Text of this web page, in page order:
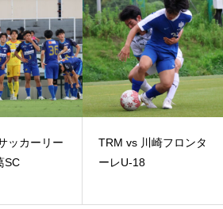
ッカーリー
SC
TRM vs 川崎フロンタ
ーレU-18